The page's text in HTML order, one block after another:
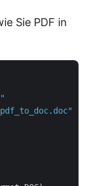
Sie PDF in